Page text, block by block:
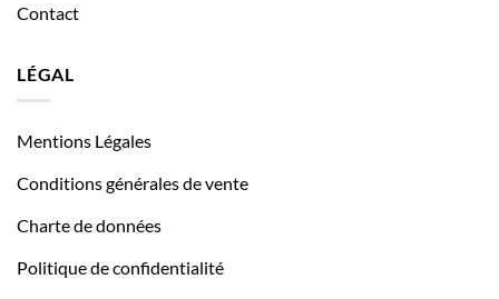
Contact
LÉGAL
Mentions Légales
Conditions générales de vente
Charte de données
Politique de confidentialité